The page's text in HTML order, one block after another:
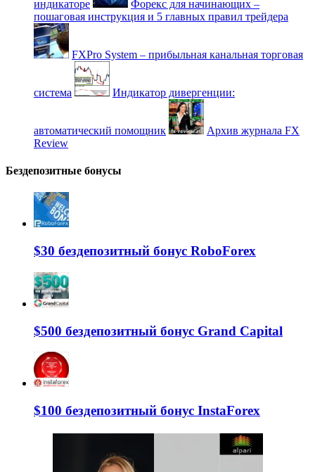
индикаторе
Форекс для начинающих –
пошаговая инструкция и 5 главных правил трейдера
FXPro System – прибыльная канальная торговая
система Индикатор дивергенции:
автоматический помощник
Архив журнала FX
Review
Бездепозитные бонусы
$30 бездепозитный бонус RoboForex
$500 бездепозитный бонус Grand Capital
$100 бездепозитный бонус InstaForex